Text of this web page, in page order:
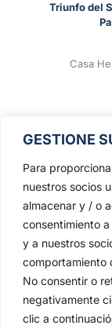
GESTIONE
Para
nuestros socios
almacenar y / o
consentimiento
y a nuestros
comportamiento
No consentir o
negativamente
clic a
Triunfo del
Casa